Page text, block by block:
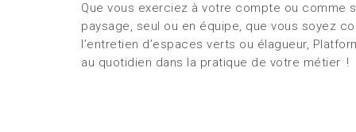
Que vous exerciez à votre compte ou comme
paysage, seul ou en équipe, que vous soyez
l’entretien d’espaces verts ou élagueur,
au quotidien dans la pratique de votre métier !